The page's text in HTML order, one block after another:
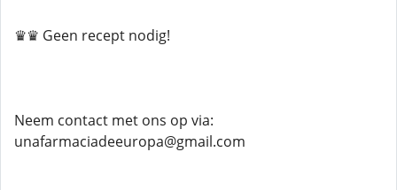
♛♛ Geen recept nodig!
Neem contact met ons op via:
unafarmaciadeeuropa@gmail.com